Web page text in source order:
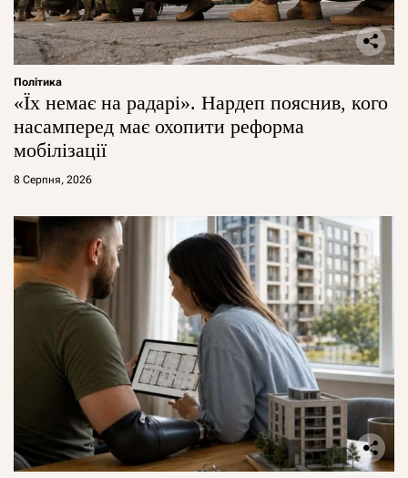
Політика
«Їх немає на радарі». Нардеп пояснив, кого
насамперед має охопити реформа
мобілізації
8 Серпня, 2026